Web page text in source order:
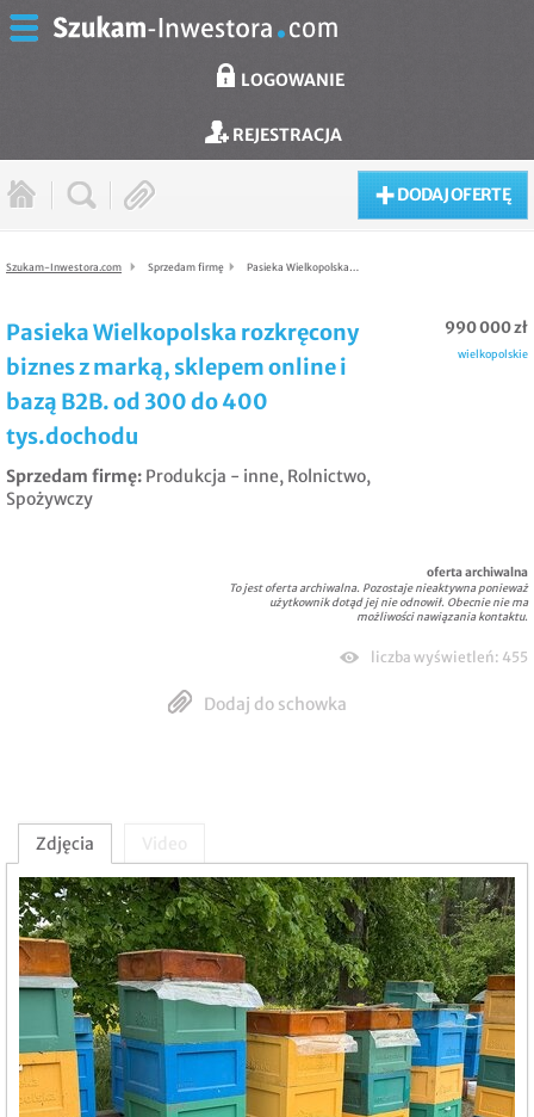
LOGOWANIE
REJESTRACJA
DODAJ OFERTĘ
Szukam-Inwestora.com Sprzedam firmę Pasieka Wielkopolska…
Zdjęcia
Pasieka Wielkopolska rozkręcony
biznes z marką, sklepem online i
bazą B2B. od 300 do 400
tys.dochodu
Sprzedam firmę: Produkcja - inne, Rolnictwo,
Spożywczy
990 000 zł
wielkopolskie
oferta archiwalna
To jest oferta archiwalna. Pozostaje nieaktywna ponieważ
użytkownik dotąd jej nie odnowił. Obecnie nie ma
możliwości nawiązania kontaktu.
liczba wyświetleń: 455
Dodaj do schowka